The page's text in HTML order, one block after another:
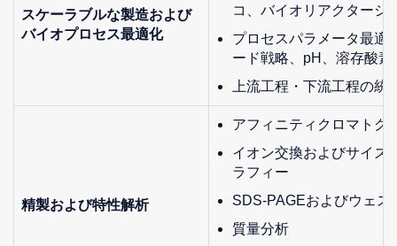
スケーラブルな製造および
バイオプロセス最適化
コ、バイオリアクターシ
プロセスパラメータ最適
ード戦略、pH、溶存酸素
上流工程・下流工程の統
精製および特性解析
アフィニティクロマトグ
イオン交換およびサイズ
ラフィー
SDS-PAGEおよびウェス
質量分析